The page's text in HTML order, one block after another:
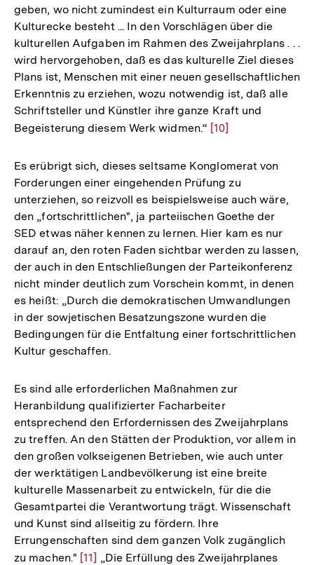
geben, wo nicht zumindest ein Kulturraum oder eine
Kulturecke besteht ... In den Vorschlägen über die
kulturellen Aufgaben im Rahmen des Zweijahrplans . . .
wird hervorgehoben, daß es das kulturelle Ziel dieses
Plans ist, Menschen mit einer neuen gesellschaftlichen
Erkenntnis zu erziehen, wozu notwendig ist, daß alle
Schriftsteller und Künstler ihre ganze Kraft und
Begeisterung diesem Werk widmen.“ Zur
der
Fußnote
[10]
Es erübrigt sich, dieses seltsame Konglomerat von
Forderungen einer eingehenden Prüfung zu
unterziehen, so reizvoll es beispielsweise auch wäre,
den „fortschrittlichen", ja parteiischen Goethe der
SED etwas näher kennen zu lernen. Hier kam es nur
darauf an, den roten Faden sichtbar werden zu lassen,
der auch in den Entschließungen der Parteikonferenz
nicht minder deutlich zum Vorschein kommt, in denen
es heißt: „Durch die demokratischen Umwandlungen
in der sowjetischen Besatzungszone wurden die
Bedingungen für die Entfaltung einer fortschrittlichen
Kultur geschaffen.
Es sind alle erforderlichen Maßnahmen zur
Heranbildung qualifizierter Facharbeiter
entsprechend den Erfordernissen des Zweijahrplans
zu treffen. An den Stätten der Produktion, vor allem in
den großen volkseigenen Betrieben, wie auch unter
der werktätigen Landbevölkerung ist eine breite
kulturelle Massenarbeit zu entwickeln, für die die
Gesamtpartei die Verantwortung trägt. Wissenschaft
und Kunst sind allseitig zu fördern. Ihre
Errungenschaften sind dem ganzen Volk zugänglich
zu machen." Zur
[11] „Die Erfüllung des Zweijahrplanes